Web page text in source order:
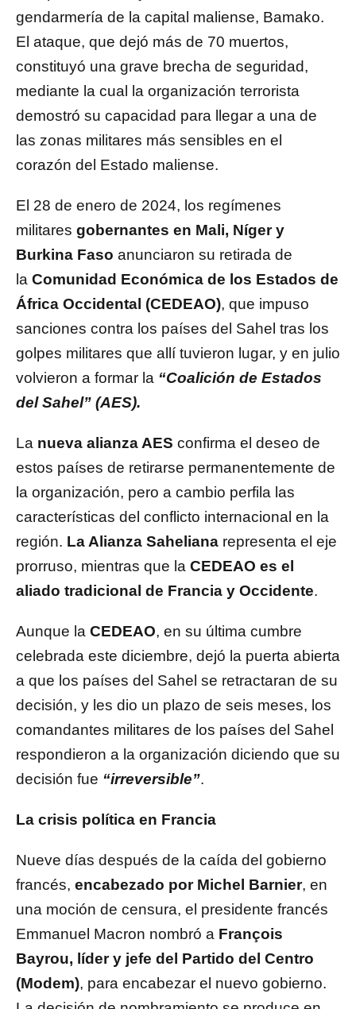
gendarmería de la capital maliense, Bamako.
El ataque, que dejó más de 70 muertos,
constituyó una grave brecha de seguridad,
mediante la cual la organización terrorista
demostró su capacidad para llegar a una de
las zonas militares más sensibles en el
corazón del Estado maliense.
El 28 de enero de 2024, los regímenes
militares gobernantes en Mali, Níger y
Burkina Faso anunciaron su retirada de
la Comunidad Económica de los Estados de
África Occidental (CEDEAO), que impuso
sanciones contra los países del Sahel tras los
golpes militares que allí tuvieron lugar, y en julio
volvieron a formar la “Coalición de Estados
del Sahel” (AES).
La nueva alianza AES confirma el deseo de
estos países de retirarse permanentemente de
la organización, pero a cambio perfila las
características del conflicto internacional en la
región. La Alianza Saheliana representa el eje
prorruso, mientras que la CEDEAO es el
aliado tradicional de Francia y Occidente.
Aunque la CEDEAO, en su última cumbre
celebrada este diciembre, dejó la puerta abierta
a que los países del Sahel se retractaran de su
decisión, y les dio un plazo de seis meses, los
comandantes militares de los países del Sahel
respondieron a la organización diciendo que su
decisión fue “irreversible”.
La crisis política en Francia
Nueve días después de la caída del gobierno
francés, encabezado por Michel Barnier, en
una moción de censura, el presidente francés
Emmanuel Macron nombró a François
Bayrou, líder y jefe del Partido del Centro
(Modem), para encabezar el nuevo gobierno.